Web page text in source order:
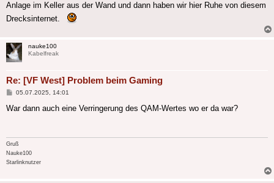
Anlage im Keller aus der Wand und dann haben wir hier Ruhe von diesem
Drecksinternet.
nauke100
Kabelfreak
Re: [VF West] Problem beim Gaming
Beitrag
05.07.2025, 14:01
War dann auch eine Verringerung des QAM-Wertes wo er da war?
Gruß
Nauke100
Starlinknutzer